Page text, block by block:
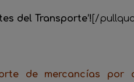
del Transporte’! [/
de mercancías por